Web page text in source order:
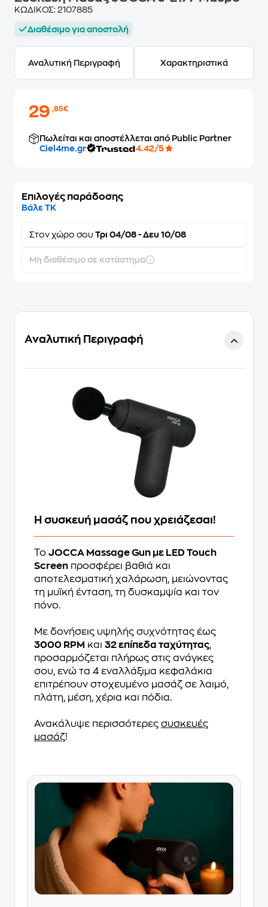
ΚΩΔΙΚΟΣ: 2107885
Διαθέσιμο για αποστολή
Αναλυτική Περιγραφή Χαρακτηριστικά
29,85€
Πωλείται και αποστέλλεται από Public Partner
Ciel4me.gr
4.42/5
Επιλογές παράδοσης
Βάλε ΤΚ
Στον χώρο σου Τρι 04/08 - Δευ 10/08
Μη διαθέσιμο σε κατάστημα
Αναλυτική Περιγραφή
Η συσκευή μασάζ που χρειάζεσαι!
Το JOCCA Massage Gun με LED Touch
Screen προσφέρει βαθιά και
αποτελεσματική χαλάρωση, μειώνοντας
τη μυϊκή ένταση, τη δυσκαμψία και τον
πόνο.
Με δονήσεις υψηλής συχνότητας έως
3000 RPM και 32 επίπεδα ταχύτητας,
προσαρμόζεται πλήρως στις ανάγκες
σου, ενώ τα 4 εναλλάξιμα κεφαλάκια
επιτρέπουν στοχευμένο μασάζ σε λαιμό,
πλάτη, μέση, χέρια και πόδια.
Ανακάλυψε περισσότερες συσκευές
μασάζ!